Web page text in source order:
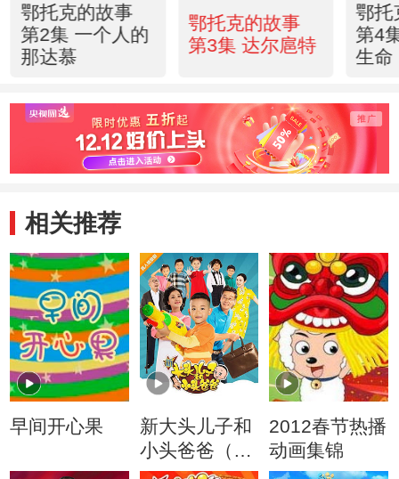
鄂托克的故事
第2集 一个人的
那达慕
鄂托克的故事
第3集 达尔扈特
鄂托
第4
生命
相关推荐
早间开心果
新大头儿子和
小头爸爸（动
画真人情景
2012春节热播
动画集锦